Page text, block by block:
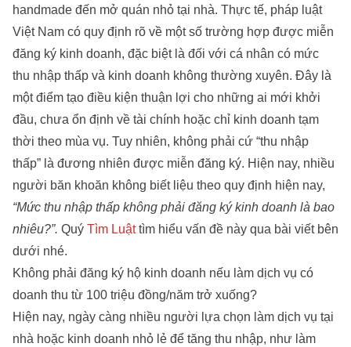
handmade đến mở quán nhỏ tại nhà. Thực tế, pháp luật
Việt Nam có quy định rõ về một số trường hợp được miễn
đăng ký kinh doanh, đặc biệt là đối với cá nhân có mức
thu nhập thấp và kinh doanh không thường xuyên. Đây là
một điểm tạo điều kiện thuận lợi cho những ai mới khởi
đầu, chưa ổn định về tài chính hoặc chỉ kinh doanh tạm
thời theo mùa vụ. Tuy nhiên, không phải cứ “thu nhập
thấp” là đương nhiên được miễn đăng ký. Hiện nay, nhiều
người băn khoăn không biết liệu theo quy định hiện nay,
“Mức thu nhập thấp không phải đăng ký kinh doanh là bao
nhiêu?”. Quý Tìm Luậttìm hiểu vấn đề này qua bài viết bên
dưới nhé.
Không phải đăng ký hộ kinh doanh nếu làm dịch vụ có
doanh thu từ 100 triệu đồng/năm trở xuống?
Hiện nay, ngày càng nhiều người lựa chọn làm dịch vụ tại
nhà hoặc kinh doanh nhỏ lẻ để tăng thu nhập, như làm